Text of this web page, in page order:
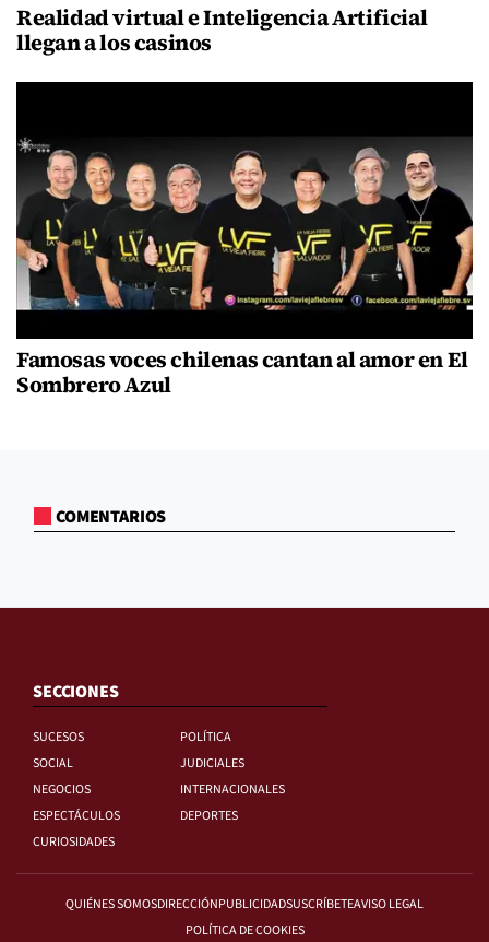
Realidad virtual e Inteligencia Artificial
llegan a los casinos
Famosas voces chilenas cantan al amor en El
Sombrero Azul
COMENTARIOS
SECCIONES
SUCESOS
POLÍTICA
SOCIAL
JUDICIALES
NEGOCIOS
INTERNACIONALES
ESPECTÁCULOS
DEPORTES
CURIOSIDADES
QUIÉNES SOMOSDIRECCIÓNPUBLICIDADSUSCRÍBETEAVISO LEGAL
POLÍTICA DE COOKIES